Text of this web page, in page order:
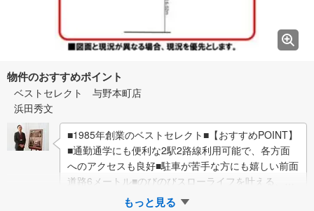
物件のおすすめポイント
ベストセレクト 与野本町店
浜田秀文
■1985年創業のベストセレクト■【おすすめPOINT】
■通勤通学にも便利な2駅2路線利用可能で、各方面
へのアクセスも良好■駐車が苦手な方にも嬉しい前面
道路6メートル■のびのびスローライフを叶える、閑
静な住宅地■生活利便施設が徒歩…
もっと見る